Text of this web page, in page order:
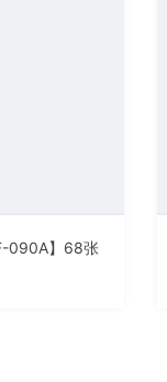
090A】68张